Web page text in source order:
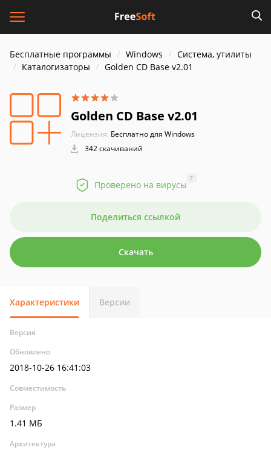
Бесплатные программы Windows
Система, утилиты
Каталогизаторы
Golden CD Base v2.01
Golden CD Base v2.01
Лицензия: Бесплатно для Windows
342 скачиваний
Проверено на вирусы
?
Поделиться ссылкой
Скачать
Характеристики Версии
Версия
Обновлено
2018-10-26 16:41:03
Совместимость
Размер
1.41 МБ
Архитектура